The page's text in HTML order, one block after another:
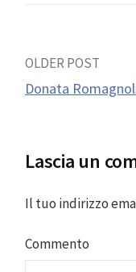
Post
OLDER POST
Donata
Lascia un
Il tuo indirizzo
Commento